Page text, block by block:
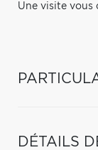
Une visite vous
DÉTAILS